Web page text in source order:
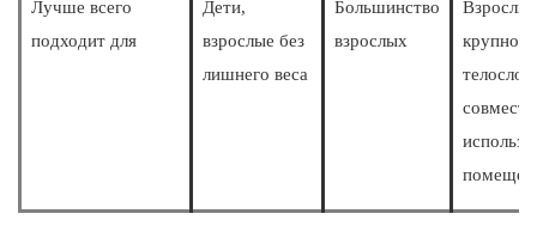
Лучше всего
подходит для
Дети,
взрослые без
лишнего веса
Большинство
взрослых
Взрослые
крупного